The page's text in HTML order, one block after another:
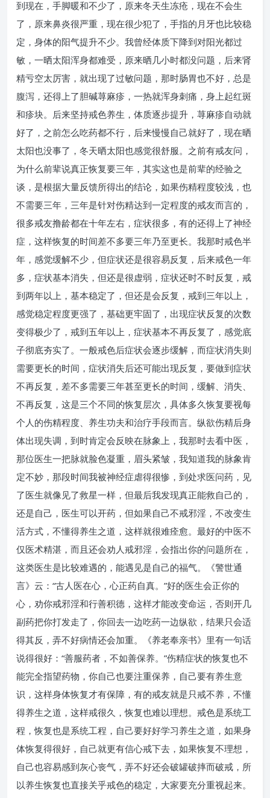
到现在，手脚暖和不少了，原来冬天生冻疮，现在不会生
了，原来鼻炎很严重，现在很少犯了，手指的月牙也比较稳
定，身体的阳气提升不少。我曾经体质下降到对阳光都过
敏，一晒太阳浑身都难受，原来晒几小时都没问题，后来肾
精亏空太厉害，就出现了过敏问题，那时肠胃也不好，总是
腹泻，还得上了胆碱荨麻疹，一热就浑身刺痛，身上起红斑
和疹块。后来坚持戒色养生，体质逐步提升，荨麻疹自动就
好了，之前怎么吃药都不行，后来慢慢自己就好了，现在晒
太阳也没事了，冬天晒太阳也感觉很舒服。之前有戒友问，
为什么前辈说真正恢复要三年，其实这也是前辈的经验之
谈，是根据大量反馈所得出的结论，如果伤精程度较浅，也
不需要三年，三年是针对伤精达到一定程度的戒友而言的，
很多戒友撸龄都在十年左右，症状很多，有的还得上了神经
症，这样恢复的时间差不多要三年乃至更长。我那时戒色半
年，感觉缓解不少，但症状还是很容易反复，后来戒色一年
多，症状基本消失，但还是很虚弱，症状还时不时反复，戒
到两年以上，基本稳定了，但还是会反复，戒到三年以上，
感觉稳定程度更强了，基础更牢固了，出现症状反复的次数
变得极少了，戒到五年以上，症状基本不再反复了，感觉底
子彻底夯实了。一般戒色后症状会逐步缓解，而症状消失则
需要更长的时间，症状消失后还可能出现反复，要做到症状
不再反复，差不多需要三年甚至更长的时间，缓解、消失、
不再反复，这是三个不同的恢复层次，具体多久恢复要视每
个人的伤精程度、养生功夫和治疗手段而言。纵欲伤精后身
体出现失调，到时肯定会反映在脉象上，我那时去看中医，
那位医生一把脉就脸色凝重，眉头紧皱，我知道我的脉象肯
定不妙，那段时间我被神经症虐得很惨，到处求医问药，见
了医生就像见了救星一样，但最后我发现真正能救自己的，
还是自己，医生可以开药，但如果自己不戒邪淫，不改变生
活方式，不懂得养生之道，这样就很难痊愈。最好的中医不
仅医术精湛，而且还会劝人戒邪淫，会指出你的问题所在，
这类医生是比较难遇的，能遇见是自己的福气。《警世通
言》云：“古人医在心，心正药自真。”好的医生会正你的
心，劝你戒邪淫和行善积德，这样才能改变命运，否则开几
副药把你打发走了，你回去一边吃药一边纵欲，结果只会适
得其反，弄不好病情还会加重。《养老奉亲书》里有一句话
说得很好：“善服药者，不如善保养。”伤精症状的恢复也不
能完全指望药物，你自己也要注重保养，自己要有养生意
识，这样身体恢复才有保障，有的戒友就是只戒不养，不懂
得养生之道，这样戒很久，恢复也难以理想。戒色是系统工
程，恢复也是系统工程，自己要好好学习养生之道，如果身
体恢复得很好，自己就更有信心戒下去，如果恢复不理想，
自己也容易感到灰心丧气，弄不好还会破罐破摔而破戒，所
以养生恢复也直接关乎戒色的稳定，大家要充分重视起来。